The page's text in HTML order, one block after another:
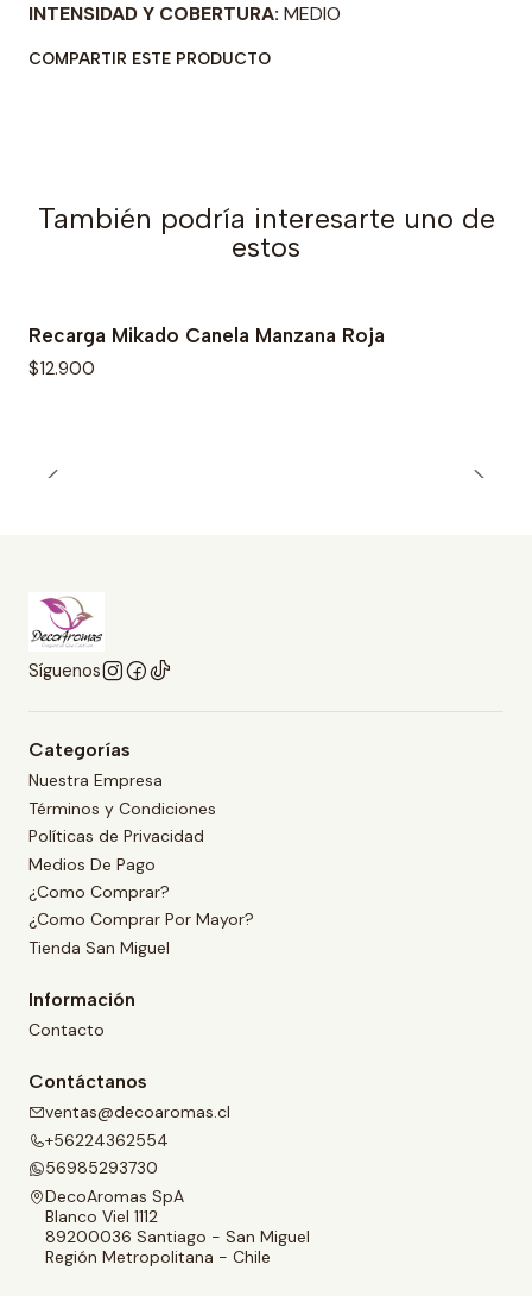
INTENSIDAD Y COBERTURA: MEDIO
COMPARTIR ESTE PRODUCTO
También podría interesarte uno de
estos
Recarga Mikado Canela Manzana Roja
$12.900
Síguenos
Categorías
Nuestra Empresa
Términos y Condiciones
Políticas de Privacidad
Medios De Pago
¿Como Comprar?
¿Como Comprar Por Mayor?
Tienda San Miguel
Información
Contacto
Contáctanos
ventas@decoaromas.cl
+56224362554
56985293730
DecoAromas SpA
Blanco Viel 1112
89200036 Santiago - San Miguel
Región Metropolitana - Chile